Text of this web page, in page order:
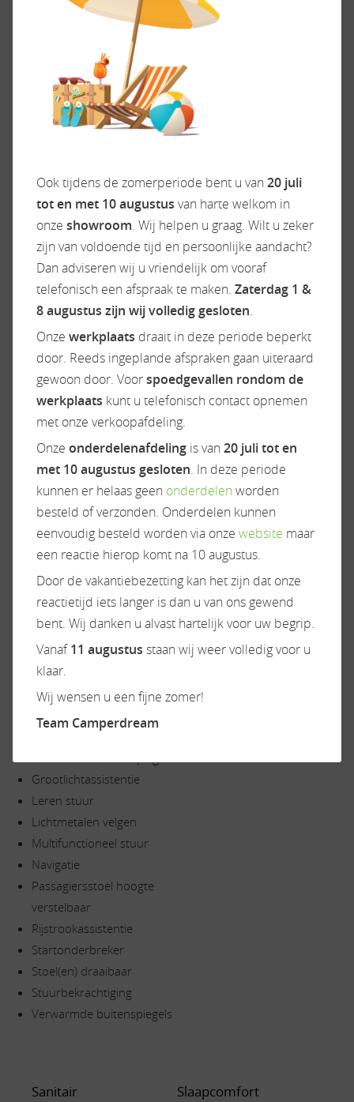
ACCESSOIRES
Exterieur/Interieur
Bestuurdersdeur
Dakluik
Dakluik groot
Garage
Garage achter
Hagelbestendig dak
Hordeur
Huishoudaccu
Indirecte verlichting
Leeslampjes
Panoramadak
Raamhor
Verduistering cabine
Keuken
Afzuigkap
Boiler
Koelkast
Ladekast
Oven
Vriesvak
Onderstel/cabine
Audioinstallatie
Bestuurdersstoel hoogte
verstelbaar
Camera
Centr. deurvergr.
afstandsb.
Cruisecontrol
Grootlichtassistentie
Leren stuur
Lichtmetalen velgen
Multifunctioneel stuur
Navigatie
Passagiersstoel hoogte
verstelbaar
Rijstrookassistentie
Startonderbreker
Stoel(en) draaibaar
Stuurbekrachtiging
Verwarmde buitenspiegels
Radio/TV
Sanitair Slaapcomfort
Ook tijdens de zomerperiode bent u van 20 juli
tot en met 10 augustus van harte welkom in
onze showroom. Wij helpen u graag. Wilt u zeker
zijn van voldoende tijd en persoonlijke aandacht?
Dan adviseren wij u vriendelijk om vooraf
telefonisch een afspraak te maken. Zaterdag 1 &
8 augustus zijn wij volledig gesloten.
Onze werkplaats draait in deze periode beperkt
door. Reeds ingeplande afspraken gaan uiteraard
gewoon door. Voorspoedgevallen rondom de
werkplaats kunt u telefonisch contact opnemen
met onze verkoopafdeling.
Onze onderdelenafdeling is van 20 juli tot en
met 10 augustus gesloten. In deze periode
kunnen er helaas geen onderdelen worden
besteld of verzonden. Onderdelen kunnen
eenvoudig besteld worden via onze website maar
een reactie hierop komt na 10 augustus.
Door de vakantiebezetting kan het zijn dat onze
reactietijd iets langer is dan u van ons gewend
bent. Wij danken u alvast hartelijk voor uw begrip.
Vanaf11 augustus staan wij weer volledig voor u
klaar.
Wij wensen u een fijne zomer!
Team Camperdream